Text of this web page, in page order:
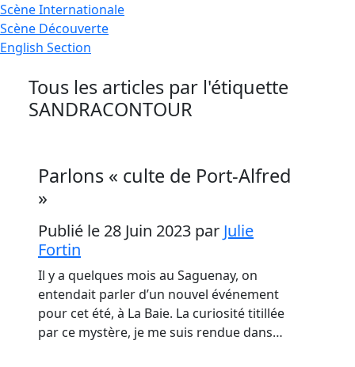
ScèneInternationale
Scène Découverte
English Section
Tous les articles par l'étiquette
SANDRACONTOUR
Parlons « culte de Port-Alfred
»
Publié le 28 Juin 2023 par Julie
Fortin
Il y a quelques mois au Saguenay, on
entendait parler d’un nouvel événement
pour cet été, à La Baie. La curiosité titillée
par ce mystère, je me suis rendue dans…